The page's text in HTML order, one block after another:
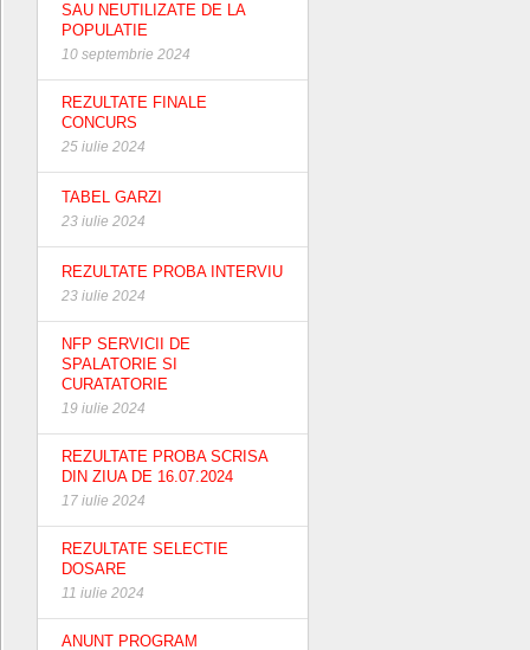
SAU NEUTILIZATE DE LA
POPULATIE
10 septembrie 2024
REZULTATE FINALE
CONCURS
25 iulie 2024
TABEL GARZI
23 iulie 2024
REZULTATE PROBA INTERVIU
23 iulie 2024
NFP SERVICII DE
SPALATORIE SI
CURATATORIE
19 iulie 2024
REZULTATE PROBA SCRISA
DIN ZIUA DE 16.07.2024
17 iulie 2024
REZULTATE SELECTIE
DOSARE
11 iulie 2024
ANUNT PROGRAM